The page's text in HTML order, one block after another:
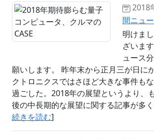
2018
間ニュ
明けま
ざいま
ュース
願いします。 昨年末から正月三が日に
クトロニクスではさほど大きな事件も
過ごした。2018年の展望というより、
後の中長期的な展望に関する記事が多
続きを読む]